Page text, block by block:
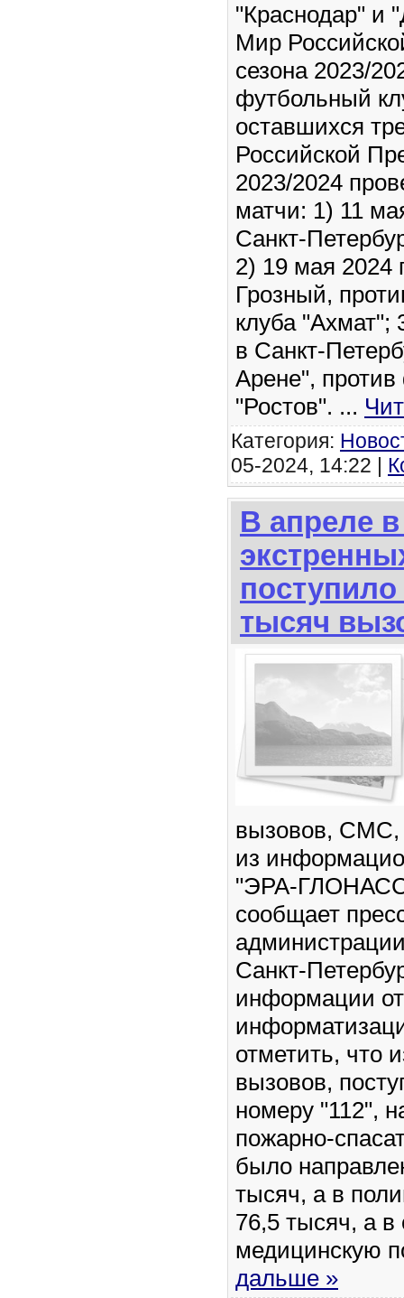
"Краснодар" и
Мир
сезона 2023/
футбольный
оставшихся
Российской
2023/2024
матчи: 1) 11
Санкт-
2) 19 мая 2024
Грозный,
клуба "Ахмат";
в Санкт-
Арене", против
"Ростов". ...
Категория:
05-2024, 14:22 |
В апреле
тысяч
вызовов, СМС,
из
"ЭРА-
сообщает
Санкт-
информации
отметить, что
вызовов,
номеру "112",
пожарно-
было
тысяч, а в
76,5 тысяч, а в
медицинскую
дальше »